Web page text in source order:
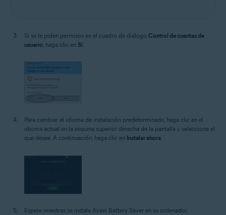
Si se le piden permisos en el cuadro de diálogo Control de cuentas de
usuario , haga clic en Sí
Para cambiar el idioma de instalación predeterminado, haga clic en el
idioma actual en la esquina superior derecha de la pantalla y seleccione el
que desee. A continuación, haga clic en Instalar ahora
Espere mientras se instala Avast Battery Saver en su ordenador.